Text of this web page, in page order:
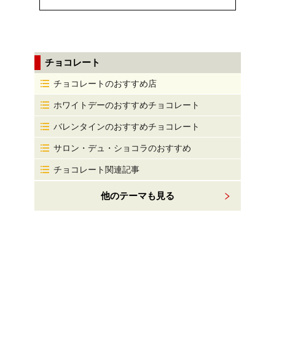
チョコレート
チョコレートのおすすめ店
ホワイトデーのおすすめチョコレート
バレンタインのおすすめチョコレート
サロン・デュ・ショコラのおすすめ
チョコレート関連記事
他のテーマも見る